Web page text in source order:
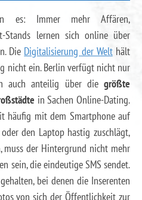
es: Immer mehr Affären,
Stands lernen sich online über
Die Digitalisierung der Welthält
nicht ein. Berlin verfügt nicht nur
auch anteilig über die größte
in Sachen Online-Dating.
häufig mit dem Smartphone auf
den Laptop hastig zuschlägt,
muss der Hintergrund nicht mehr
sein, die eindeutige SMS sendet.
bei denen die Inserenten
von sich der Öffentlichkeit zur